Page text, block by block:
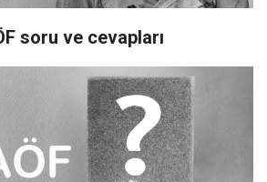
soru ve cevapları